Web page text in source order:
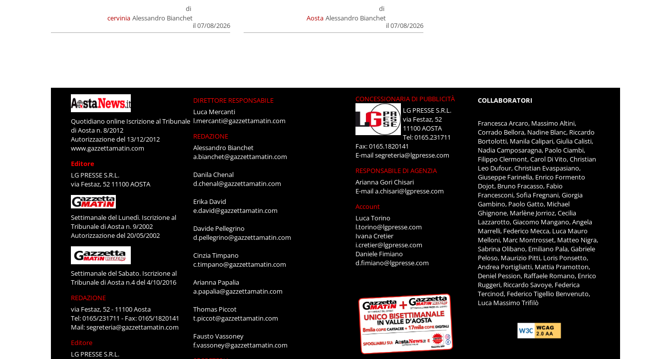
cervinia
di
Alessandro Bianchet
il 07/08/2026
Aosta
di
Alessandro Bianchet
il 07/08/2026
Quotidiano online Iscrizione al Tribunale
di Aosta n. 8/2012
Autorizzazione del 13/12/2012
www.gazzettamatin.com
Editore
LG PRESSE S.R.L.
via Festaz, 52 11100 AOSTA
Settimanale del Lunedì. Iscrizione al
Tribunale di Aosta n. 9/2002
Autorizzazione del 20/05/2002
Settimanale del Sabato. Iscrizione al
Tribunale di Aosta n.4 del 4/10/2016
REDAZIONE
via Festaz, 52 - 11100 Aosta
Tel: 0165/231711 - Fax: 0165/1820141
Mail:segreteria@gazzettamatin.com
Editore
LG PRESSE S.R.L.
DIRETTORE RESPONSABILE
Luca Mercanti
l.mercanti@gazzettamatin.com
REDAZIONE
Alessandro Bianchet
a.bianchet@gazzettamatin.com
Danila Chenal
d.chenal@gazzettamatin.com
Erika David
e.david@gazzettamatin.com
Davide Pellegrino
d.pellegrino@gazzettamatin.com
Cinzia Timpano
c.timpano@gazzettamatin.com
Arianna Papalia
a.papalia@gazzettamatin.com
Thomas Piccot
t.piccot@gazzettamatin.com
Fausto Vassoney
f.vassoney@gazzettamatin.com
CONCESSIONARIA DI PUBBLICITÀ
LG PRESSE S.R.L.
via Festaz, 52
11100 AOSTA
Tel: 0165.231711
Fax: 0165.1820141
E-mailsegreteria@lgpresse.com
RESPONSABILE DI AGENZIA
Arianna Gori Chisari
E-maila.chisari@lgpresse.com
Account
Luca Torino
l.torino@lgpresse.com
Ivana Cretier
i.cretier@lgpresse.com
Daniele Fimiano
d.fimiano@lgpresse.com
COLLABORATORI
Francesca Arcaro, Massimo Altini,
Corrado Bellora, Nadine Blanc, Riccardo
Bortolotti, Manila Calipari, Giulia Calisti,
Nadia Camposaragna, Paolo Ciambi,
Filippo Clermont, Carol Di Vito, Christian
Leo Dufour, Christian Evaspasiano,
Giuseppe Farinella, Enrico Formento
Dojot, Bruno Fracasso, Fabio
Francesconi, Sofia Fregnani, Giorgia
Gambino, Paolo Gatto, Michael
Ghignone, Marlène Jorrioz, Cecilia
Lazzarotto, Giacomo Mangano, Angela
Marrelli, Federico Mecca, Luca Mauro
Melloni, Marc Montrosset, Matteo Nigra,
Sabrina Olibano, Emiliano Pala, Gabriele
Peloso, Maurizio Pitti, Loris Ponsetto,
Andrea Portigliatti, Mattia Pramotton,
Deniel Pession, Raffaele Romano, Enrico
Ruggeri, Riccardo Savoye, Federica
Tercinod, Federico Tigellio Benvenuto,
Luca Massimo Trifilò